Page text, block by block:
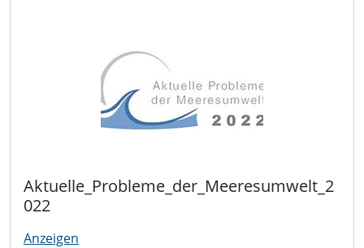
Aktuelle_Probleme_der_Meeresumwelt_2
022
Anzeigen